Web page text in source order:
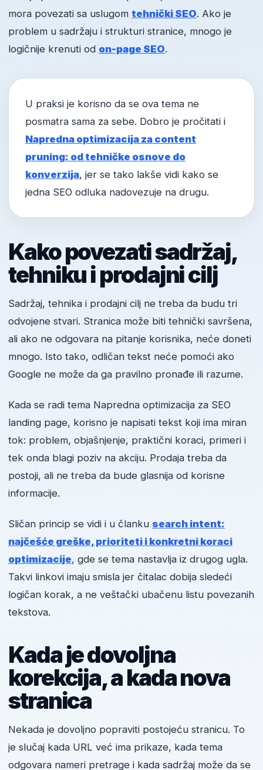
mora povezati sa uslugom tehnički SEO. Ako je
problem u sadržaju i strukturi stranice, mnogo je
logičnije krenuti od on-page SEO.
U praksi je korisno da se ova tema ne
posmatra sama za sebe. Dobro je pročitati i
Napredna optimizacija za content
pruning: od tehničke osnove do
konverzija, jer se tako lakše vidi kako se
jedna SEO odluka nadovezuje na drugu.
Kako povezati sadržaj,
tehniku i prodajni cilj
Sadržaj, tehnika i prodajni cilj ne treba da budu tri
odvojene stvari. Stranica može biti tehnički savršena,
ali ako ne odgovara na pitanje korisnika, neće doneti
mnogo. Isto tako, odličan tekst neće pomoći ako
Google ne može da ga pravilno pronađe ili razume.
Kada se radi tema Napredna optimizacija za SEO
landing page, korisno je napisati tekst koji ima miran
tok: problem, objašnjenje, praktični koraci, primeri i
tek onda blagi poziv na akciju. Prodaja treba da
postoji, ali ne treba da bude glasnija od korisne
informacije.
Sličan princip se vidi i u članku search intent:
najčešće greške, prioriteti i konkretni koraci
optimizacije, gde se tema nastavlja iz drugog ugla.
Takvi linkovi imaju smisla jer čitalac dobija sledeći
logičan korak, a ne veštački ubačenu listu povezanih
tekstova.
Kada je dovoljna
korekcija, a kada nova
stranica
Nekada je dovoljno popraviti postojeću stranicu. To
je slučaj kada URL već ima prikaze, kada tema
odgovara nameri pretrage i kada sadržaj može da se